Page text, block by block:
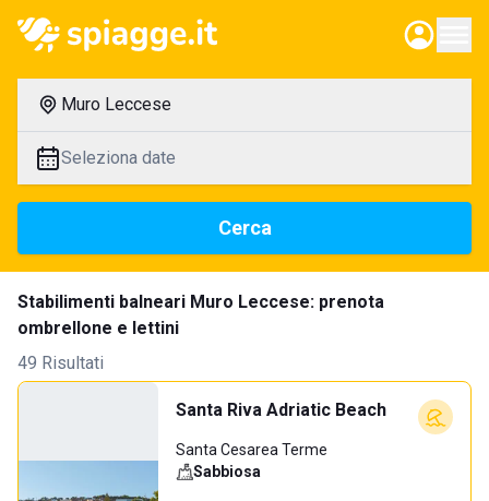
Muro Leccese
Seleziona date
Cerca
Stabilimenti balneari Muro Leccese: prenota
ombrellone e lettini
49 Risultati
Santa Riva Adriatic Beach
Santa Cesarea Terme
Sabbiosa